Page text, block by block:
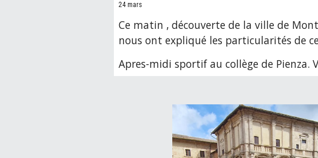
24 mars
Ce matin , découverte de la ville de
nous ont expliqué les particularités de
Apres-midi sportif au collège de Pienza.